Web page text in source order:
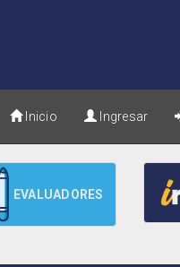
Inicio Ingresar
EVALUADORES